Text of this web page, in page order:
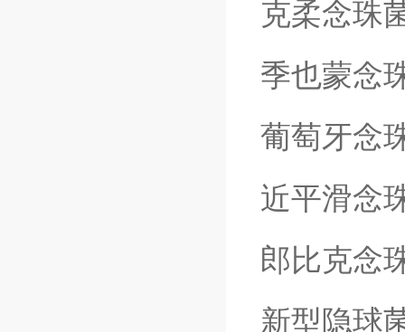
克柔念珠
季也蒙念
葡萄牙念
近平滑念
郎比克念
新型隐球